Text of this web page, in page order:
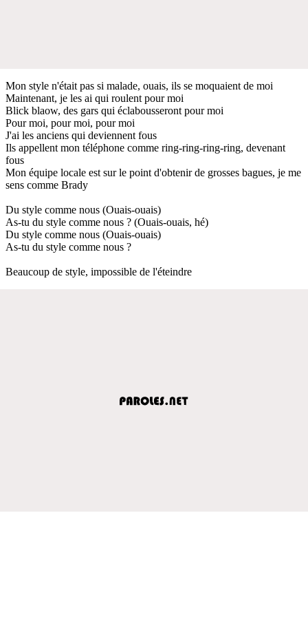
Mon style n'était pas si malade, ouais, ils se moquaient de moi
Maintenant, je les ai qui roulent pour moi
Blick blaow, des gars qui éclabousseront pour moi
Pour moi, pour moi, pour moi
J'ai les anciens qui deviennent fous
Ils appellent mon téléphone comme ring-ring-ring-ring, devenant
fous
Mon équipe locale est sur le point d'obtenir de grosses bagues, je me
sens comme Brady
Du style comme nous (Ouais-ouais)
As-tu du style comme nous ? (Ouais-ouais, hé)
Du style comme nous (Ouais-ouais)
As-tu du style comme nous ?
Beaucoup de style, impossible de l'éteindre